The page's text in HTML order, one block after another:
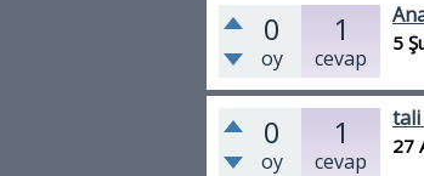
0
oy
1
cevap
5
0
oy
1
cevap
tali
27